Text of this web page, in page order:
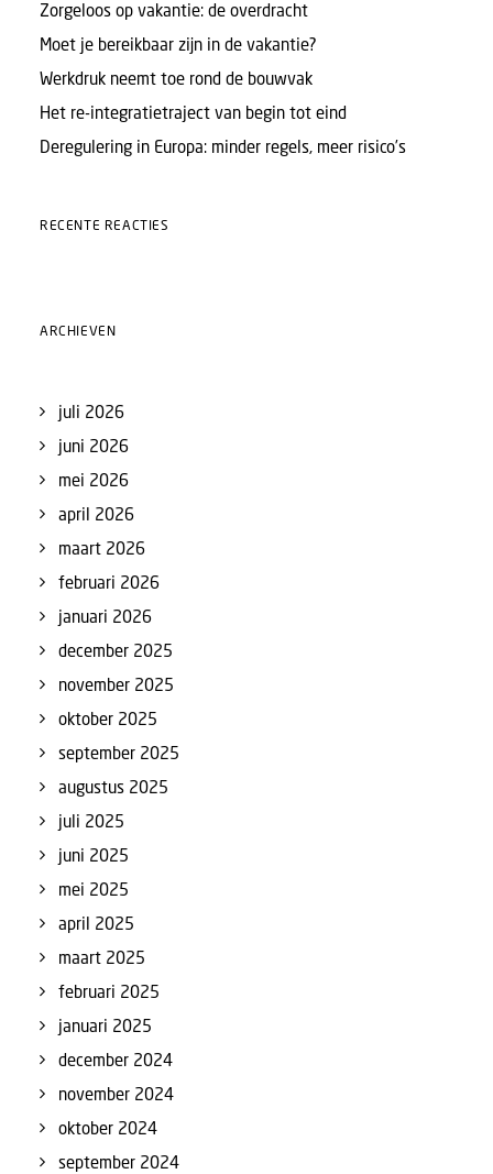
Zorgeloos op vakantie: de overdracht
Moet je bereikbaar zijn in de vakantie?
Werkdruk neemt toe rond de bouwvak
Het re-integratietraject van begin tot eind
Deregulering in Europa: minder regels, meer risico’s
RECENTE REACTIES
ARCHIEVEN
juli 2026
juni 2026
mei 2026
april 2026
maart 2026
februari 2026
januari 2026
december 2025
november 2025
oktober 2025
september 2025
augustus 2025
juli 2025
juni 2025
mei 2025
april 2025
maart 2025
februari 2025
januari 2025
december 2024
november 2024
oktober 2024
september 2024